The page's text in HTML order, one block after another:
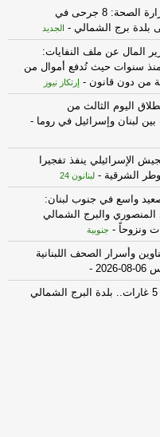
وزارة الصحة: 8 جرحى في
بلدة برج الشمالي - الجديد
المال عن ملف النفايات:
سنوات حيث تُدفع أموال من
من دون قانون - إرتكاز نيوز
اليوم الثالث من
لبنان وإسرائيل في روما -
الإسرائيلي ينفذ تفجيرا
الشرقية - لبنانون 24
واسع في جنوب لبنان:
والبرج الشمالي
ونزوحاً - جنوبية
وأسرار الصحف اللبنانية
-
بـ 5 غارات.. بلدة البرج الشمالي